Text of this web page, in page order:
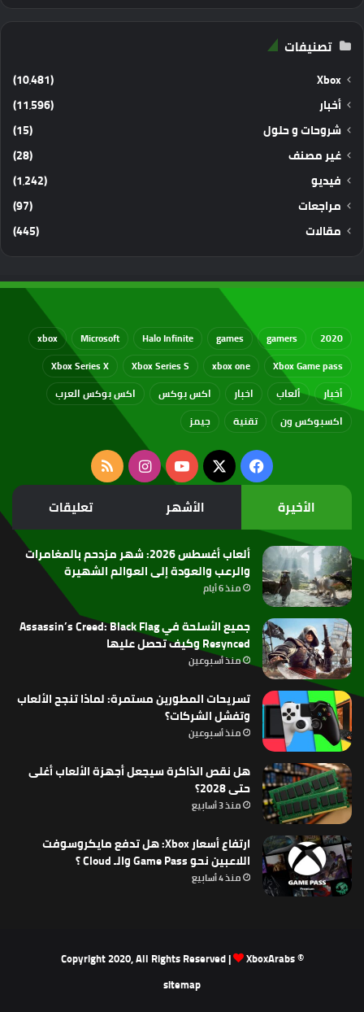
تصنيفات
Xbox
(10٬481)
أخبار
(11٬596)
شروحات و حلول
(15)
غير مصنف
(28)
فيديو
(1٬242)
مراجعات
(97)
مقالات
(445)
2020
gamers
games
Halo Infinite
Microsoft
xbox
Xbox Game pass
xbox one
Xbox Series S
Xbox Series X
أخبار
ألعاب اخبار اكس بوكس
اكس بوكس العرب
اكسبوكس ون
تقنية جيمز
فيسبوك
‫X
‫YouTubeانستقرامملخص
الموقع
RSS
الأخيرة الأشهر تعليقات
ألعاب أغسطس 2026: شهر مزدحم بالمغامرات
والرعب والعودة إلى العوالم الشهيرة
منذ 6 أيام
جميع الأسلحة في Assassin’s Creed: Black Flag
Resynced وكيف تحصل عليها
منذ أسبوعين
تسريحات المطورين مستمرة: لماذا تنجح الألعاب
وتفشل الشركات؟
منذ أسبوعين
هل نقص الذاكرة سيجعل أجهزة الألعاب أغلى
حتى 2028؟
منذ 3 أسابيع
ارتفاع أسعار Xbox: هل تدفع مايكروسوفت
اللاعبين نحو Game Pass والـ Cloud ؟
منذ 4 أسابيع
© Copyright 2020, All Rights Reserved |
XboxArabs
sitemap